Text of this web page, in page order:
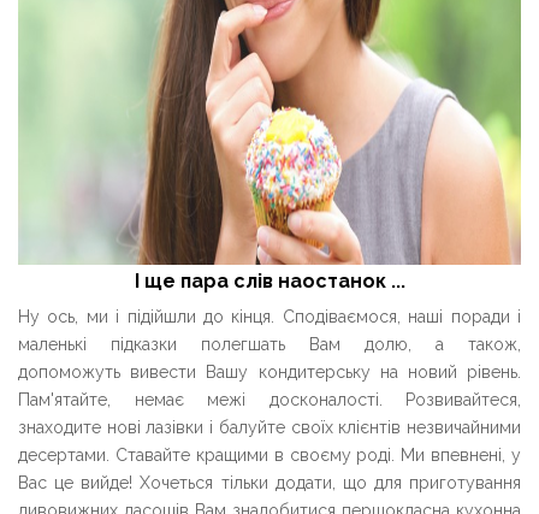
І ще пара слів наостанок ...
Ну ось, ми і підійшли до кінця. Сподіваємося, наші поради і
маленькі підказки полегшать Вам долю, а також,
допоможуть вивести Вашу кондитерську на новий рівень.
Пам'ятайте, немає межі досконалості. Розвивайтеся,
знаходите нові лазівки і балуйте своїх клієнтів незвичайними
десертами. Ставайте кращими в своєму роді. Ми впевнені, у
Вас це вийде! Хочеться тільки додати, що для приготування